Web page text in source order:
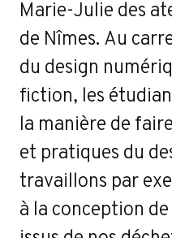
Marie-Julie des
de Nîmes. Au
du design
fiction, les
la manière de
et pratiques du
travaillons par
à la conception